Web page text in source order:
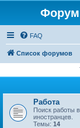
FAQ
Список форумов
Работа
Поиск работы
иностранцев.
Темы: 14